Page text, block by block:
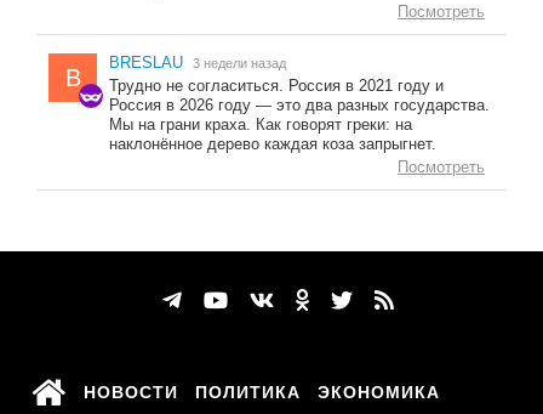
Посмотреть
B
BRESLAU 3 недели назад
Трудно не согласиться. Россия в 2021 году и
Россия в 2026 году — это два разных государства.
Мы на грани краха. Как говорят греки: на
наклонённое дерево каждая коза запрыгнет.
Посмотреть
НОВОСТИ ПОЛИТИКА ЭКОНОМИКА